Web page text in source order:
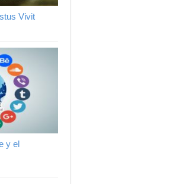
Vivit
y el